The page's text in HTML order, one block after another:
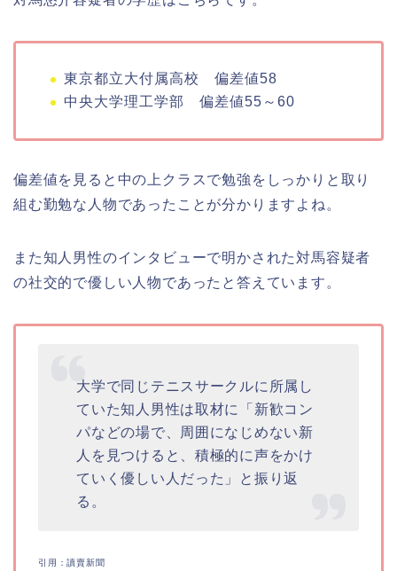
東京都立大付属高校 偏差値58
中央大学理工学部 偏差値55～60
偏差値を見ると中の上クラスで勉強をしっかりと取り
組む勤勉な人物であったことが分かりますよね。
また知人男性のインタビューで明かされた対馬容疑者
の社交的で優しい人物であったと答えています。
大学で同じテニスサークルに所属し
ていた知人男性は取材に「新歓コン
パなどの場で、周囲になじめない新
人を見つけると、積極的に声をかけ
ていく優しい人だった」と振り返
る。
引用：讀賣新聞